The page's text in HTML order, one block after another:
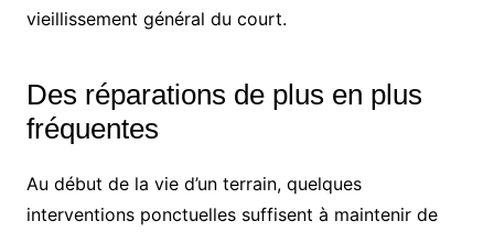
vieillissement général du court.
Des réparations de plus en plus
fréquentes
Au début de la vie d’un terrain, quelques
interventions ponctuelles suffisent à maintenir de